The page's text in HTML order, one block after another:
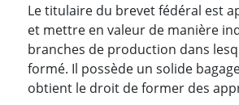
Le titulaire du brevet fédéral est
et mettre en valeur de manière
branches de production dans
formé. Il possède un solide
obtient le droit de former des